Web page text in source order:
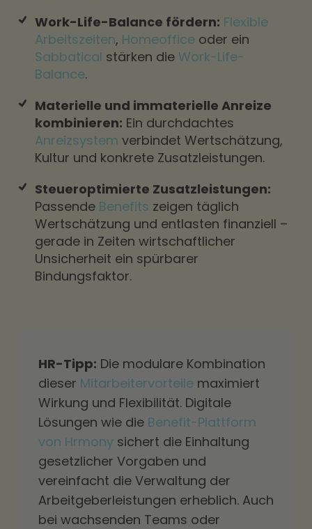
Work-Life-Balance fördern: Flexible
Arbeitszeiten, Homeoffice oder ein
Sabbatical stärken die Work-Life-
Balance.
Materielle und immaterielle Anreize
kombinieren: Ein durchdachtes
Anreizsystem verbindet Wertschätzung,
Kultur und konkrete Zusatzleistungen.
Steueroptimierte Zusatzleistungen:
Passende Benefits zeigen täglich
Wertschätzung und entlasten finanziell –
gerade in Zeiten wirtschaftlicher
Unsicherheit ein spürbarer
Bindungsfaktor.
HR-Tipp: Die modulare Kombination
dieser Mitarbeitervorteile maximiert
Wirkung und Flexibilität. Digitale
Lösungen wie die Benefit-Plattform
von Hrmony sichert die Einhaltung
gesetzlicher Vorgaben und
vereinfacht die Verwaltung der
Arbeitgeberleistungen erheblich. Auch
bei wachsenden Teams oder